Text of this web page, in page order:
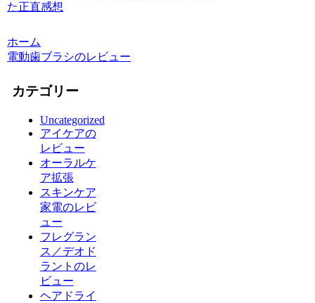
た正直感想
ホーム
電動歯ブラシのレビュー
カテゴリー
Uncategorized
アイケアの
レビュー
オーラルケ
ア拡張
スキンケア
家電のレビ
ュー
フレグラン
ス／デオド
ラントのレ
ビュー
ヘアドライ